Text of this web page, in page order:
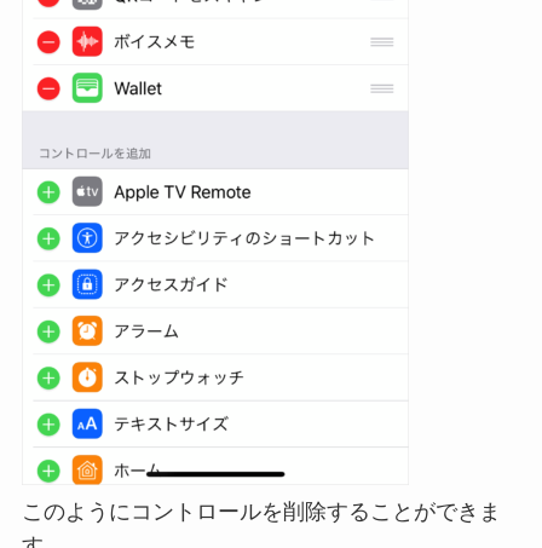
このようにコントロールを削除することができま